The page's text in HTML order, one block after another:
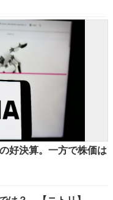
好決算。一方で株価は